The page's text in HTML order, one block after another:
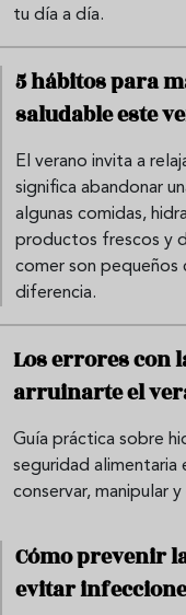
tu día a día.
5 hábitos para
saludable este
El verano invita a
significa abandonar
algunas comidas,
productos frescos y
comer son pequeños
diferencia.
Los errores con
arruinarte el
Guía práctica sobre
seguridad alimentaria
conservar, manipular
Cómo prevenir
evitar